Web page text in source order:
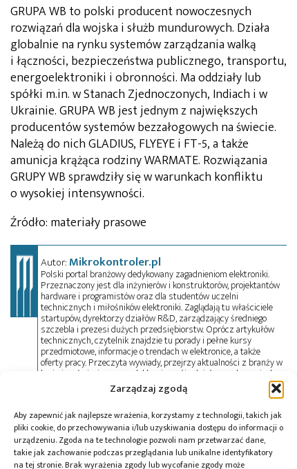
Zarządzaj zgodą
Aby zapewnić jak najlepsze wrażenia, korzystamy z technologii, takich jak
pliki cookie, do przechowywania i/lub uzyskiwania dostępu do informacji o
urządzeniu. Zgoda na te technologie pozwoli nam przetwarzać dane,
takie jak zachowanie podczas przeglądania lub unikalne identyfikatory
na tej stronie. Brak wyrażenia zgody lub wycofanie zgody może
GRUPA WB to polski producent nowoczesnych
rozwiązań dla wojska i służb mundurowych. Działa
globalnie na rynku systemów zarządzania walką
i łączności, bezpieczeństwa publicznego, transportu,
energoelektroniki i obronności. Ma oddziały lub
spółki m.in. w Stanach Zjednoczonych, Indiach i w
Ukrainie. GRUPA WB jest jednym z największych
producentów systemów bezzałogowych na świecie.
Należą do nich GLADIUS, FLYEYE i FT-5, a także
amunicja krążąca rodziny WARMATE. Rozwiązania
GRUPY WB sprawdziły się w warunkach konfliktu
o wysokiej intensywności.
Źródło: materiały prasowe
Autor:Mikrokontroler.pl
Polski portal branżowy dedykowany zagadnieniom elektroniki.
Przeznaczony jest dla inżynierów i konstruktorów, projektantów
hardware i programistów oraz dla studentów uczelni
technicznych i miłośników elektroniki. Zaglądają tu właściciele
startupów, dyrektorzy działów R&D, zarządzający średniego
szczebla i prezesi dużych przedsiębiorstw. Oprócz artykułów
technicznych, czytelnik znajdzie tu porady i pełne kursy
przedmiotowe, informacje o trendach w elektronice, a także
oferty pracy. Przeczyta wywiady, przejrzy aktualności z branży w
kraju i na świecie oraz zadeklaruje swój udział w wydarzeniach,
szkoleniach i konferencjach. Mikrokontroler.pl pełni również rolę
patrona medialnego imprez targowych, konkursów, hackathonów
Tagi:AREX,BSP FLYEYE,Defender,Future Task Force